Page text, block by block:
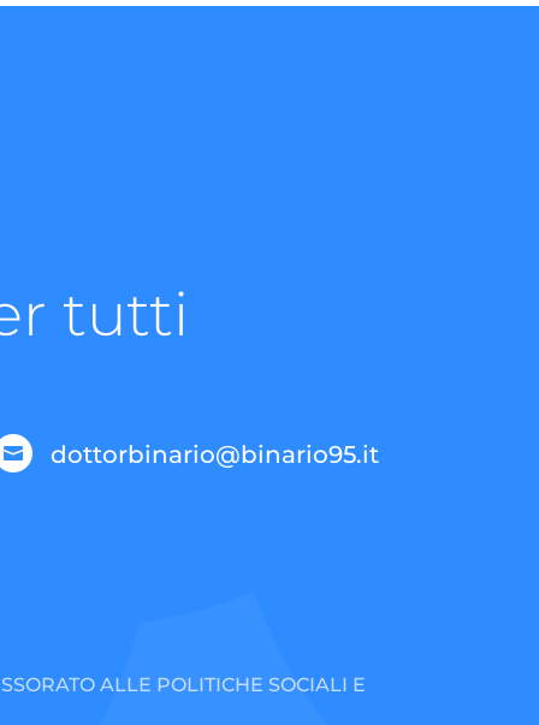
tutti
 dottorbinario@binario95.it
ALLE POLITICHE SOCIALI E